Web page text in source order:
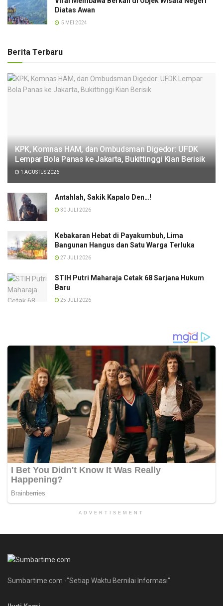
Diatas Awan
5 MEI 2024
Berita Terbaru
KPK, Komnas HAM, dan Ombudsman Digedor: UFDK
Lempar Bola Panas ke Jakarta, Bukittinggi Kian Berisik
1 AGUSTUS 2026
Antahlah, Sakik Kapalo Den…!
30 JULI 2026
Kebakaran Hebat di Payakumbuh, Lima
Bangunan Hangus dan Satu Warga Terluka
27 JULI 2026
STIH Putri Maharaja Cetak 68 Sarjana Hukum
Baru
25 JULI 2026
ADVERTISEMENT
Sumbartime.com -"Setiap Waktu Bernilai Informasi"